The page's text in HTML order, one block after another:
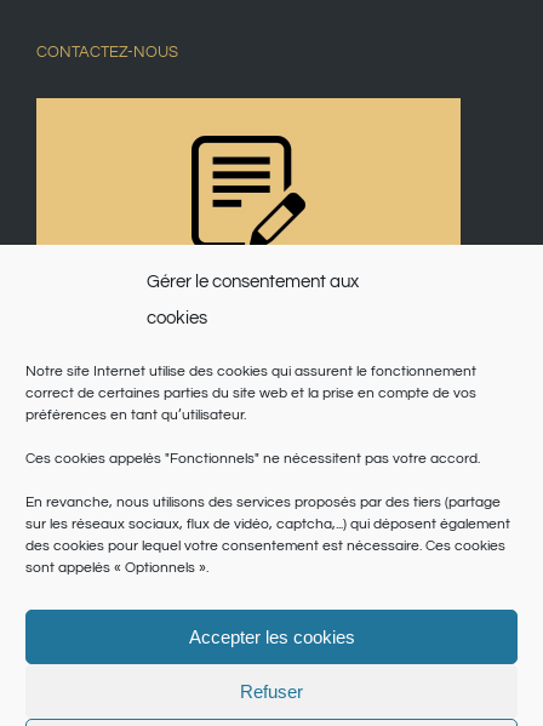
Gérer le consentement aux
cookies
Notre site Internet utilise des cookies qui assurent le fonctionnement
correct de certaines parties du site web et la prise en compte de vos
préférences en tant qu’utilisateur.
Ces cookies appelés "Fonctionnels" ne nécessitent pas votre accord.
En revanche, nous utilisons des services proposés par des tiers (partage
sur les réseaux sociaux, flux de vidéo, captcha,...) qui déposent également
des cookies pour lequel votre consentement est nécessaire. Ces cookies
sont appelés « Optionnels ».
Accepter les cookies
Refuser
CONTACTEZ-NOUS
Conditions générales